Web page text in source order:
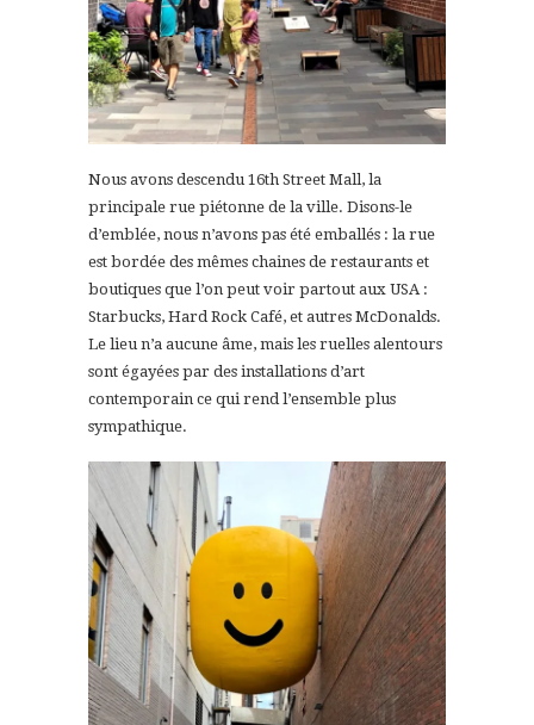
Nous avons descendu 16th Street Mall, la
principale rue piétonne de la ville. Disons-le
d’emblée, nous n’avons pas été emballés : la rue
est bordée des mêmes chaines de restaurants et
boutiques que l’on peut voir partout aux USA :
Starbucks, Hard Rock Café, et autres McDonalds.
Le lieu n’a aucune âme, mais les ruelles alentours
sont égayées par des installations d’art
contemporain ce qui rend l’ensemble plus
sympathique.